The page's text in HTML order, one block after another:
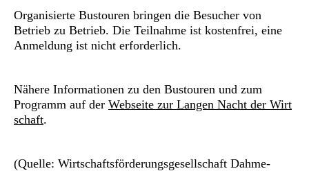
Organisierte Bustouren bringen die Besucher von
Betrieb zu Betrieb. Die Teilnahme ist kostenfrei, eine
Anmeldung ist nicht erforderlich.
Nähere Informationen zu den Bustouren und zum
Programm auf der Webseite zur Langen Nacht der Wirt
schaft.
(Quelle: Wirtschaftsförderungsgesellschaft Dahme-